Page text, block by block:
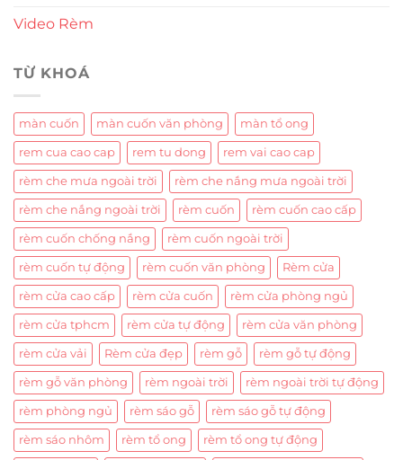
Video Rèm
TỪ KHOÁ
màn cuốn màn cuốn văn phòng màn tổ ong
rem cua cao cap rem tu dong rem vai cao cap
rèm che mưa ngoài trời rèm che nắng mưa ngoài trời
rèm che nắng ngoài trời rèm cuốn rèm cuốn cao cấp
rèm cuốn chống nắng rèm cuốn ngoài trời
rèm cuốn tự động rèm cuốn văn phòng Rèm cửa
rèm cửa cao cấp rèm cửa cuốn rèm cửa phòng ngủ
rèm cửa tphcm rèm cửa tự động rèm cửa văn phòng
rèm cửa vải Rèm cửa đẹp rèm gỗ rèm gỗ tự động
rèm gỗ văn phòng rèm ngoài trời rèm ngoài trời tự động
rèm phòng ngủ rèm sáo gỗ rèm sáo gỗ tự động
rèm sáo nhôm rèm tổ ong rèm tổ ong tự động